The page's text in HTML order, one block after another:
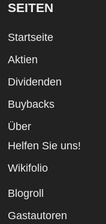
SEITEN
Startseite
Aktien
Dividenden
Buybacks
Über
Helfen Sie uns!
Wikifolio
Blogroll
Gastautoren